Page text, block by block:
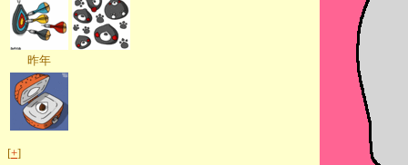
昨年
[+]